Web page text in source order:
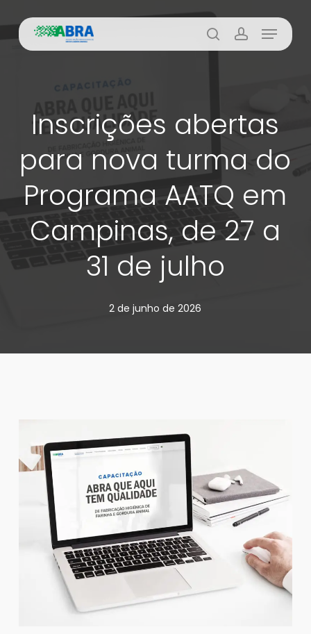
main
buscaaccount
Menu
Inscrições abertas
para nova turma do
Programa AATQ em
Campinas, de 27 a
31 de julho
2 de junho de 2026